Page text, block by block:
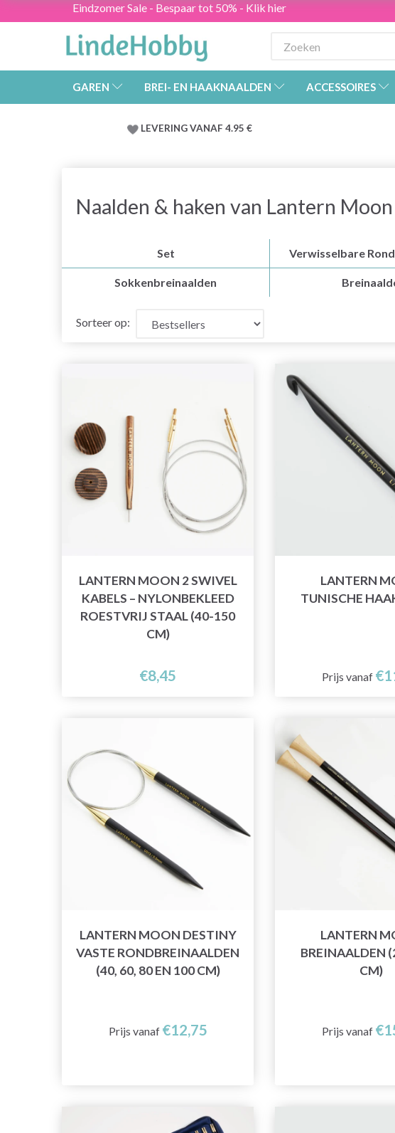
Eindzomer Sale - Bespaar tot 50% - Klik hier
GAREN BREI- EN HAAKNAALDEN ACCESSOIRES
LEVERING VANAF 4.95 €
Naalden & haken van Lantern Moon
Set Verwisselbare
Sokkenbreinaalden
Sorteer op:
LANTERN MOON 2 SWIVEL
KABELS – NYLONBEKLEED
ROESTVRIJ STAAL (40-150
CM)
€8,45
LANTERN
TUNISCHE
Prijs vanaf
LANTERN MOON DESTINY
VASTE RONDBREINAALDEN
(40, 60, 80 EN 100 CM)
Prijs vanaf €12,75
LANTERN
BREINAALDEN
CM)
Prijs vanaf